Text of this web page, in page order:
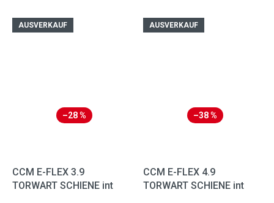
AUSVERKAUF
–28 %
CCM E-FLEX 3.9
TORWART SCHIENE int
AUSVERKAUF
–38 %
CCM E-FLEX 4.9
TORWART SCHIENE int